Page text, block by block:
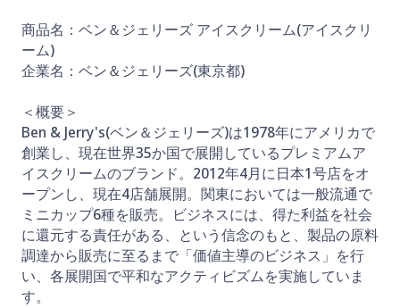
商品名：ベン＆ジェリーズ アイスクリーム(アイスクリ
ーム)
企業名：ベン＆ジェリーズ(東京都)
＜概要＞
Ben & Jerry's(ベン＆ジェリーズ)は1978年にアメリカで
創業し、現在世界35か国で展開しているプレミアムア
イスクリームのブランド。2012年4月に日本1号店をオ
ープンし、現在4店舗展開。関東においては一般流通で
ミニカップ6種を販売。ビジネスには、得た利益を社会
に還元する責任がある、という信念のもと、製品の原料
調達から販売に至るまで「価値主導のビジネス」を行
い、各展開国で平和なアクティビズムを実施していま
す。